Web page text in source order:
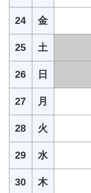
24 金
25 土
26 日
27 月
28 火
29 水
30 木